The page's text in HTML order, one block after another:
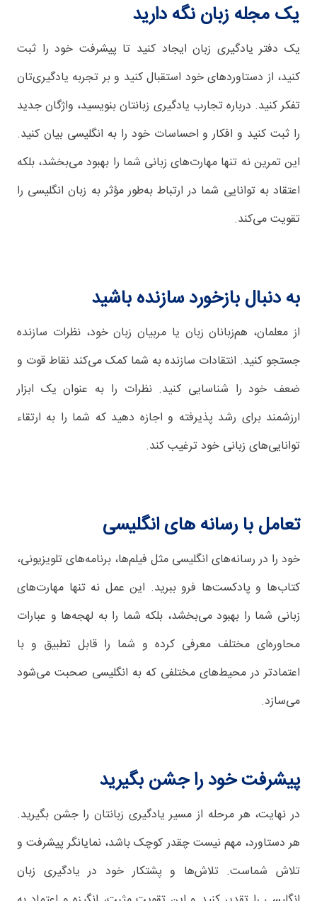
یک مجله زبان نگه دارید
یک دفتر یادگیری زبان ایجاد کنید تا پیشرفت خود را ثبت
کنید، از دستاوردهای خود استقبال کنید و بر تجربه یادگیری‌تان
تفکر کنید. درباره تجارب یادگیری زبانتان بنویسید، واژگان جدید
را ثبت کنید و افکار و احساسات خود را به انگلیسی بیان کنید.
این تمرین نه تنها مهارت‌های زبانی شما را بهبود می‌بخشد، بلکه
اعتقاد به توانایی شما در ارتباط به‌طور مؤثر به زبان انگلیسی را
تقویت می‌کند.
به دنبال بازخورد سازنده باشید
از معلمان، هم‌زبانان زبان یا مربیان زبان خود، نظرات سازنده
جستجو کنید. انتقادات سازنده به شما کمک می‌کند نقاط قوت و
ضعف خود را شناسایی کنید. نظرات را به عنوان یک ابزار
ارزشمند برای رشد پذیرفته و اجازه دهید که شما را به ارتقاء
توانایی‌های زبانی خود ترغیب کند.
تعامل با رسانه های انگلیسی
خود را در رسانه‌های انگلیسی مثل فیلم‌ها، برنامه‌های تلویزیونی،
کتاب‌ها و پادکست‌ها فرو ببرید. این عمل نه تنها مهارت‌های
زبانی شما را بهبود می‌بخشد، بلکه شما را به لهجه‌ها و عبارات
محاوره‌ای مختلف معرفی کرده و شما را قابل تطبیق و با
اعتمادتر در محیط‌های مختلفی که به انگلیسی صحبت می‌شود
می‌سازد.
پیشرفت خود را جشن بگیرید
در نهایت، هر مرحله از مسیر یادگیری زبانتان را جشن بگیرید.
هر دستاورد، مهم نیست چقدر کوچک باشد، نمایانگر پیشرفت و
تلاش شماست. تلاش‌ها و پشتکار خود در یادگیری زبان